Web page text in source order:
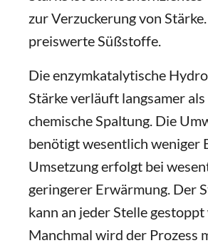
zur Verzuckerung von
preiswerte Süßstoffe.
Die enzymkatalytische
Stärke verläuft langsamer als
chemische Spaltung. Die
benötigt wesentlich weniger
Umsetzung erfolgt bei
geringerer Erwärmung. Der
kann an jeder Stelle
Manchmal wird der Prozess